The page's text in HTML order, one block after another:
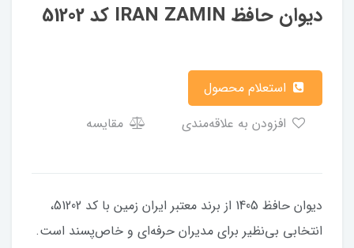
دیوان حافظ IRAN ZAMIN کد 51202
مقایسه
دیوان حافظ 1405 از برند معتبر ایران زمین با کد 51202،
انتخابی بی‌نظیر برای مدیران حرفه‌ای و خاص‌پسند است.